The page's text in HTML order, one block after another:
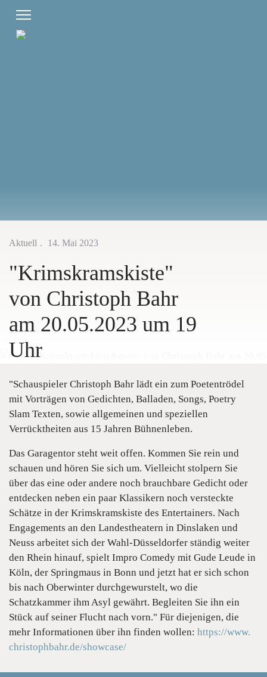
Aktuell 14. Mai 2023
"Krimskramskiste"
von Christoph Bahr
am 20.05.2023 um 19
Uhr
"Schauspieler Christoph Bahr lädt ein zum Poetentrödel
mit Vorträgen von Gedichten, Balladen, Songs, Poetry
Slam Texten, sowie allgemeinen und speziellen
Verrücktheiten aus 15 Jahren Bühnenleben.
Das Garagentor steht weit offen. Kommen Sie rein und
schauen und hören Sie sich um. Vielleicht stolpern Sie
über das eine oder andere noch brauchbare Gedicht oder
entdecken neben ein paar Klassikern noch versteckte
Schätze in der Krimskramskiste des Entertainers. Nach
Engagements an den Landestheatern in Dinslaken und
Neuss arbeitet sich der Wahl-Düsseldorfer ständig weiter
den Rhein hinauf, spielt Impro Comedy mit Gude Leude in
Köln, der Springmaus in Bonn und jetzt hat er sich schon
bis nach Oberwinter durchgewurstelt, wo die
Schatzkammer ihm Asyl gewährt. Begleiten Sie ihn ein
Stück auf seiner Flucht nach vorn." Für diejenigen, die
mehr Informationen über ihn finden wollen: https://www.
christophbahr.de/showcase/